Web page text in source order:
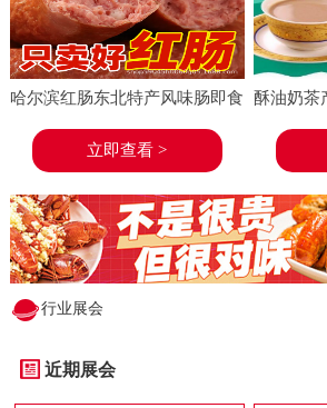
哈尔滨红肠东北特产风味肠即食
香肠东北特产小吃小酒菜熟食蒜
立即查看 >
酥油奶茶
油茶速溶
行业展会
近期展会